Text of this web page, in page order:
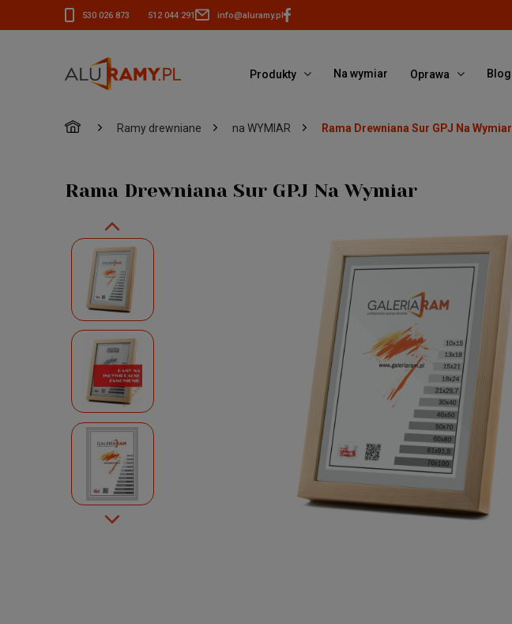
530 026 873 512 044 291 info@aluramy.pl
Produkty Na wymiar Oprawa Blog
» Ramy drewniane » na WYMIAR » Rama Drewniana Sur GPJ Na Wymiar
Rama Drewniana Sur GPJ Na Wymiar